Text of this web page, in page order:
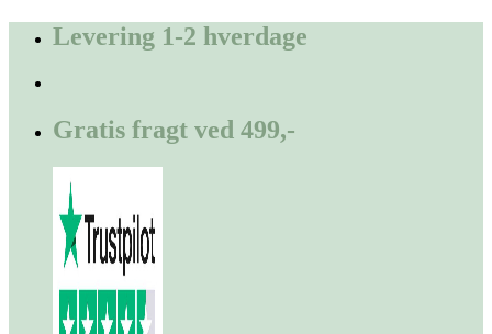
FortsætLevering 1-2 hverdage
Gratis fragt ved 499,-